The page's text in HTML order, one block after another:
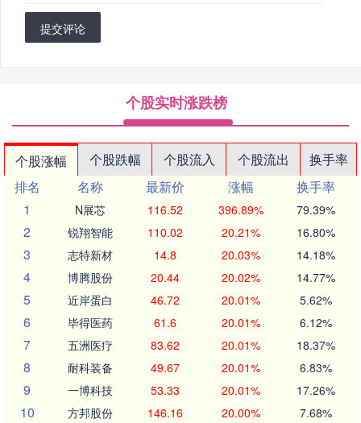
提交评论
个股实时涨跌榜
个股涨幅 个股跌幅 个股流入 个股流出
换手率
排名
名称 最新价 涨幅
换手率
1
N展芯 116.52 396.89% 79.39%
2 锐翔智能 110.02 20.21% 16.80%
3 志特新材 14.8 20.03% 14.18%
4 博腾股份 20.44 20.02% 14.77%
5 近岸蛋白 46.72 20.01% 5.62%
6 毕得医药 61.6 20.01% 6.12%
7 五洲医疗 83.62 20.01% 18.37%
8 耐科装备 49.67 20.01% 6.83%
9 一博科技 53.33 20.01% 17.26%
10 方邦股份 146.16 20.00% 7.68%